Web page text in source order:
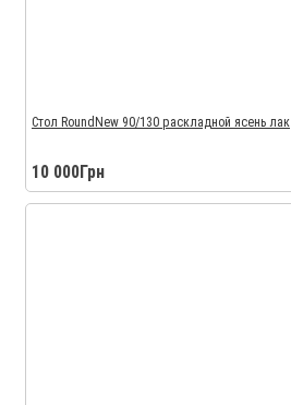
Стол RoundNew 90/130 раскладной ясень лак
10 000Грн